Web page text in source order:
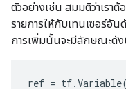
ตัวอย่างเช่น สมมติว่าเรา
รายการให้กับเทนเซอร์อั
การเพิ่มนั้นจะมีลักษณะดัง
ref = tf.Variable